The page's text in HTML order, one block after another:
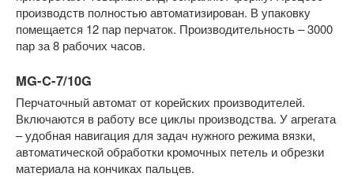
производств полностью автоматизирован. В упаковку
помещается 12 пар перчаток. Производительность – 3000
пар за 8 рабочих часов.
MG-C-7/10G
Перчаточный автомат от корейских производителей.
Включаются в работу все циклы производства. У агрегата
– удобная навигация для задач нужного режима вязки,
автоматической обработки кромочных петель и обрезки
материала на кончиках пальцев.